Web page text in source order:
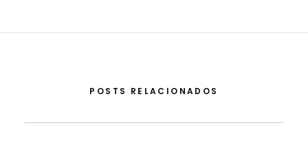
POSTS RELACIONADOS